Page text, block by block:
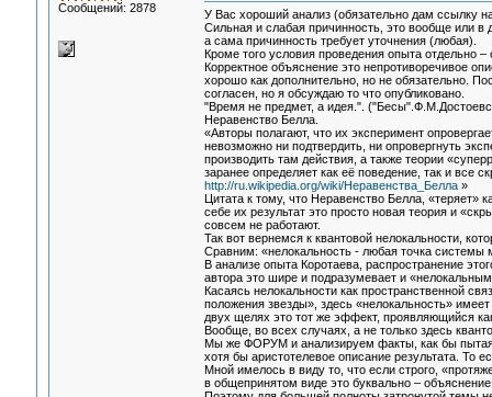
Сообщений: 2878
У Вас хороший анализ (обязательно дам ссылку
Сильная и слабая причинность, это вообще или
а сама причинность требует уточнения (любая).
Кроме того условия проведения опыта отдельно
Корректное объяснение это непротиворечивое
хорошо как дополнительно, но не обязательно.
согласен, но я обсуждаю то что опубликовано.
"Время не предмет, а идея.".
Неравенство Белла.
«Авторы полагают, что их эксперимент
невозможно ни подтвердить, ни опровергнуть
производить там действия, а также теории
заранее определяет как её поведение, так и все
http://ru.wikipedia.org/wiki/Неравенства_Белла»
Цитата к тому, что Неравенство Белла,
себе их результат это просто новая теория и
совсем не работают.
Так вот вернемся к квантовой нелокальности,
Сравним: «нелокальность - любая точка
В анализе опыта Коротаева, распространение
автора это шире и подразумевает и
Касаясь нелокальности как пространственной
положения звезды», здесь «нелокальность»
двух щелях это тот же эффект, проявляющийся
Вообще, во всех случаях, а не только здесь
Мы же ФОРУМ и анализируем факты, как бы
хотя бы аристотелевое описание результата. То
Мной имелось в виду то, что если строго,
в общепринятом виде это буквально –